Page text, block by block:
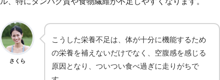
さくら
こうした栄養不足は、体が十分に機能するため
の栄養を補えないだけでなく、空腹感を感じる
原因となり、ついつい食べ過ぎに走りがちで